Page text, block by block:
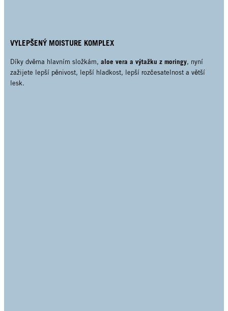
VYLEPŠENÝ MOISTURE KOMPLEX
Díky dvěma hlavním složkám, aloe vera a výtažku z moringy, nyní
zažijete lepší pěnivost, lepší hladkost, lepší rozčesatelnost a větší
lesk.